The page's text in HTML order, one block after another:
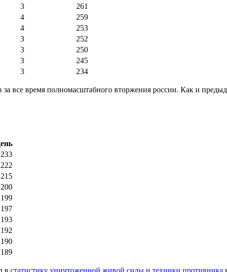
3
261
4
259
4
253
3
252
3
250
3
245
3 234
за все время полномасштабного вторжения россии. Как и
233
222
215
200
199
197
193
192
190
189
в статистику уничтоженной живой силы и техники противника